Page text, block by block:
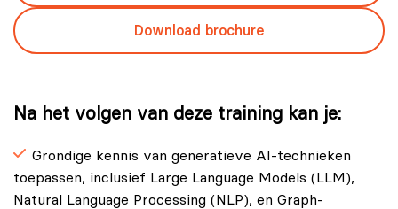
Download brochure
Na het volgen van deze training kan je:
Grondige kennis van generatieve AI-technieken
toepassen, inclusief Large Language Models (LLM),
Natural Language Processing (NLP), en Graph-